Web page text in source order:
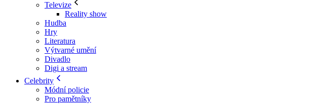
Televize
Reality show
Hudba
Hry
Literatura
Výtvarné umění
Divadlo
Digi a stream
Celebrity
Módní policie
Pro pamětníky